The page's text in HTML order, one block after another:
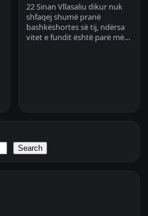
22 Sinan Vllasaliu dikur nuk
shfaqej shumë pranë
bashkëshortes së tij, ndërsa
vitet e fundit është parë më…
Search